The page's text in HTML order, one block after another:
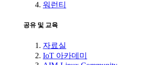
워런티
공유 및 교육
자료실
IoT 아카데미